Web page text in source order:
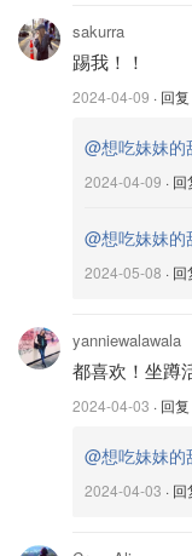
图片来
下面是英国麦当劳
有没有：
sakurra
踢我！！
2024-04-09 · 回复
@想吃妹妹的
2024-04-09 · 回
@想吃妹妹的
2024-05-08 · 回
yanniewalawala
都喜欢！坐蹲
2024-04-03 · 回复
@想吃妹妹的
2024-04-03 · 回